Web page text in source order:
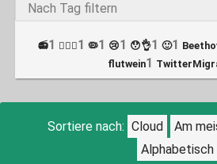
📻1 🤷🏻‍♂️1 🦠1 😢1 😯👌1 🙂1
flutwein1
Sortiere nach: Cloud
Am
Alphabetisch